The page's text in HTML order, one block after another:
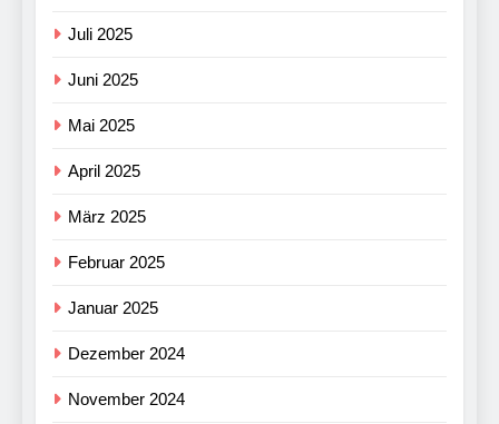
Juli 2025
Juni 2025
Mai 2025
April 2025
März 2025
Februar 2025
Januar 2025
Dezember 2024
November 2024